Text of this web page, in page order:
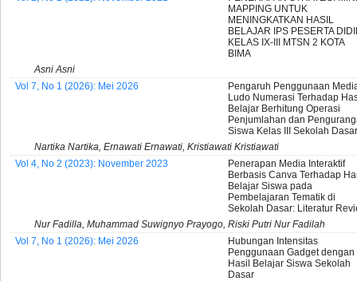
MAPPING UNTUK
MENINGKATKAN HASIL
BELAJAR IPS PESERTA
KELAS IX-III MTSN 2 KOTA
BIMA
Asni Asni
Vol 7, No 1 (2026): Mei 2026
Pengaruh Penggunaan
Ludo Numerasi Terhadap
Belajar Berhitung Operasi
Penjumlahan dan
Siswa Kelas III Sekolah Dasar
Nartika Nartika, Ernawati Ernawati, Kristiawati Kristiawati
Vol 4, No 2 (2023): November 2023
Penerapan Media Interaktif
Berbasis Canva Terhadap
Belajar Siswa pada
Pembelajaran Tematik di
Sekolah Dasar: Literatur
Nur Fadilla, Muhammad Suwignyo Prayogo, Riski Putri Nur Fadilah
Vol 7, No 1 (2026): Mei 2026
Hubungan Intensitas
Penggunaan Gadget dengan
Hasil Belajar Siswa Sekolah
Dasar